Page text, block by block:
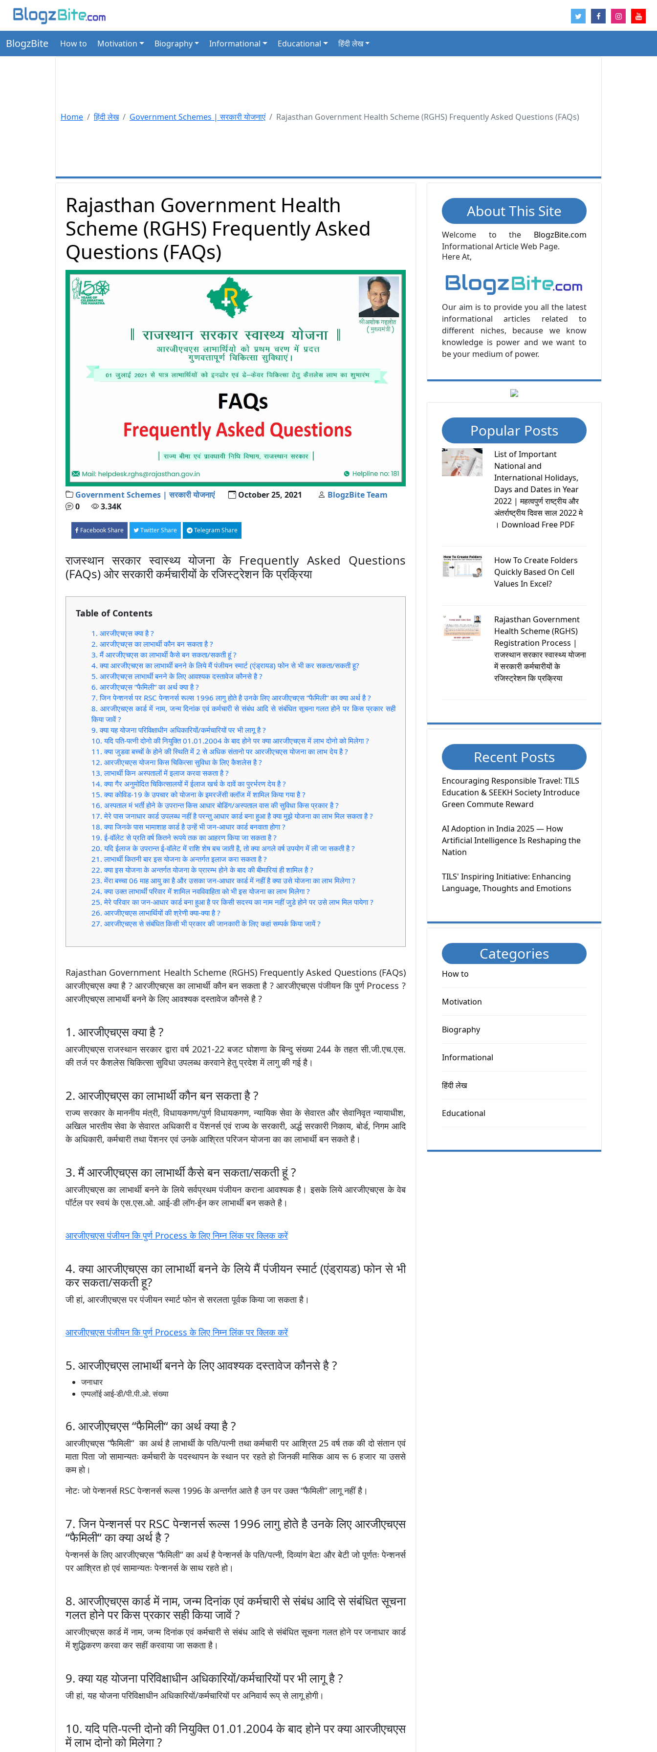
BlogzBite How to Motivation Biography Informational Educational हिंदी लेख
Home हिंदी लेख Government Schemes | सरकारी योजनाएं Rajasthan Government Health Scheme (RGHS) Frequently Asked Questions (FAQs)
Rajasthan Government Health
Scheme (RGHS) Frequently Asked
Questions (FAQs)
Government Schemes | सरकारी योजनाएं October 25, 2021
BlogzBite Team
0
3.34K
Facebook Share Twitter Share Telegram Share
राजस्थान सरकार स्वास्थ्य योजना के Frequently Asked Questions
(FAQs) ओर सरकारी कर्मचारीयों के रजिस्ट्रेशन कि प्रक्रिया
Table of Contents
1. आरजीएचएस क्या है ?
2. आरजीएचएस का लाभार्थी कौन बन सकता है ?
3. मैं आरजीएचएस का लाभार्थी कैसे बन सकता/सकती हूं ?
4. क्या आरजीएचएस का लाभार्थी बनने के लिये मैं पंजीयन स्मार्ट (एंड्रायड) फोन से भी कर सकता/सकती हू?
5. आरजीएचएस लाभार्थी बनने के लिए आवश्यक दस्तावेज कौनसे है ?
6. आरजीएचएस “फैमिली“ का अर्थ क्या है ?
7. जिन पेन्शनर्स पर RSC पेन्शनर्स रूल्स 1996 लागु होते है उनके लिए आरजीएचएस “फैमिली“ का क्या अर्थ है ?
8. आरजीएचएस कार्ड में नाम, जन्म दिनांक एवं कर्मचारी से संबंध आदि से संबंधित सूचना गलत होने पर किस प्रकार सही
किया जावें ?
9. क्या यह योजना परिविक्षाधीन अधिकारियों/कर्मचारियों पर भी लागू है ?
10. यदि पति-पत्नी दोनो की नियुक्ति 01.01.2004 के बाद होने पर क्या आरजीएचएस में लाभ दोनो को मिलेगा ?
11. क्या जुडवा बच्चों के होने की स्थिति में 2 से अधिक संतानो पर आरजीएचएस योजना का लाभ देय है ?
12. आरजीएचएस योजना किस चिकित्सा सुविधा के लिए कैशलेस है ?
13. लाभार्थी किन अस्पतालों में इलाज करवा सकता है ?
14. क्या गैर अनुमोदित चिकित्सालयों में ईलाज खर्च के दावें का पुरर्भरण देय है ?
15. क्या कोविड-19 के उपचार को योजना के इमरजेंसी क्लॉज में शामिल किया गया है ?
16. अस्पताल मं भर्ती होने के उपरान्त किस आधार बोडिंग/अस्पताल वास की सुविधा किस प्रकार है ?
17. मेरे पास जनाधार कार्ड उपलब्ध नहीं है परन्तु आधार कार्ड बना हुआ है क्या मुझे योजना का लाभ मिल सकता है ?
18. क्या जिनके पास भामाशाह कार्ड है उन्हें भी जन-आधार कार्ड बनवाता होगा ?
19. ई-वॉलेट से प्रति वर्ष कितने रूपये तक का आहरण किया जा सकता है ?
20. यदि ईलाज के उपरान्त ई-वॉलेट में राशि शेष बच जाती है, तो क्या अगले वर्ष उपयोग में ली जा सकती है ?
21. लाभार्थी कितनी बार इस योजना के अन्तर्गत इलाज करा सकता है ?
22. क्या इस योजना के अन्तर्गत योजना के प्रारम्भ होने के बाद की बीमारियां ही शामिल है ?
23. मेंरा बच्चा 06 माह आयु का है और उसका जन-आधार कार्ड में नहीं है क्या उसे योजना का लाभ मिलेगा ?
24. क्या उक्त लाभार्थी परिवार में शामिल नवविवाहिता को भी इस योजना का लाभ मिलेगा ?
25. मेरे परिवार का जन-आधार कार्ड बना हुआ है पर किसी सदस्य का नाम नहीं जुडे होने पर उसे लाभ मिल पायेगा ?
26. आरजीएचएस लाभार्थियों की श्रेणी क्या-क्या है ?
27. आरजीएचएस से संबंधित किसी भी प्रकार की जानकारी के लिए कहां सम्पर्क किया जायें ?
Rajasthan Government Health Scheme (RGHS) Frequently Asked Questions (FAQs)
आरजीएचएस क्या है ? आरजीएचएस का लाभार्थी कौन बन सकता है ? आरजीएचएस पंजीयन कि पुर्ण Process ?
आरजीएचएस लाभार्थी बनने के लिए आवश्यक दस्तावेज कौनसे है ?
1. आरजीएचएस क्या है ?
आरजीएचएस राजस्थान सरकार द्वारा वर्ष 2021-22 बजट घोशणा के बिन्दु संख्या 244 के तहत सी.जी.एच.एस.
की तर्ज पर कैशलेस चिकित्सा सुविधा उपलब्ध करवाने हेतु प्रदेश में लागु की गई है।
2. आरजीएचएस का लाभार्थी कौन बन सकता है ?
राज्य सरकार के माननीय मंत्री, विधायकगण/पुर्ण विधायकगण, न्यायिक सेवा के सेवारत और सेवानिवृत न्यायाधीश,
अखिल भारतीय सेवा के सेवारत अधिकारी व पेंशनर्स एवं राज्य के सरकारी, अर्द्ध सरकारी निकाय, बोर्ड, निगम आदि
के अधिकारी, कर्मचारी तथा पेंशनर एवं उनके आश्रित परिजन योजना का का लाभार्थी बन सकते है।
3. मैं आरजीएचएस का लाभार्थी कैसे बन सकता/सकती हूं ?
आरजीएचएस का लाभार्थी बनने के लिये सर्वप्रथम पंजीयन कराना आवश्यक है। इसके लिये आरजीएचएस के वेब
पॉर्टल पर स्वयं के एस.एस.ओ. आई-डी लॉग-ईन कर लाभार्थी बन सकते है।
आरजीएचएस पंजीयन कि पुर्ण Process के लिए निम्न लिंक पर क्लिक करें
4. क्या आरजीएचएस का लाभार्थी बनने के लिये मैं पंजीयन स्मार्ट (एंड्रायड) फोन से भी
कर सकता/सकती हू?
जी हां, आरजीएचएस पर पंजीयन स्मार्ट फोन से सरलता पूर्वक किया जा सकता है।
आरजीएचएस पंजीयन कि पुर्ण Process के लिए निम्न लिंक पर क्लिक करें
5. आरजीएचएस लाभार्थी बनने के लिए आवश्यक दस्तावेज कौनसे है ?
जनाधार
एम्पलॉई आई-डी/पी.पी.ओ. संख्या
6. आरजीएचएस “फैमिली“ का अर्थ क्या है ?
आरजीएचएस “फैमिली“ का अर्थ है लाभार्थी के पति/पत्नी तथा कर्मचारी पर आश्रित 25 वर्ष तक की दो संतान एवं
माता पिता जो सामान्यतः कर्मचारी के पदस्थापन के स्थान पर रहते हो जिनकी मासिक आय रू 6 हजार या उससे
कम हो।
नोटः जो पेन्शनर्स RSC पेन्शनर्स रूल्स 1996 के अन्तर्गत आते है उन पर उक्त “फैमिली“ लागू नहीं है।
7. जिन पेन्शनर्स पर RSC पेन्शनर्स रूल्स 1996 लागु होते है उनके लिए आरजीएचएस
“फैमिली“ का क्या अर्थ है ?
पेन्शनर्स के लिए आरजीएचएस “फैमिली“ का अर्थ है पेन्शनर्स के पति/पत्नी, दिव्यांग बेटा और बेटी जो पूर्णतः पेन्शनर्स
पर आश्रित हो एवं सामान्यतः पेन्शनर्स के साथ रहते हो।
8. आरजीएचएस कार्ड में नाम, जन्म दिनांक एवं कर्मचारी से संबंध आदि से संबंधित सूचना
गलत होने पर किस प्रकार सही किया जावें ?
आरजीएचएस कार्ड में नाम, जन्म दिनांक एवं कर्मचारी से संबंध आदि से संबंधित सूचना गलत होने पर जनाधार कार्ड
में शुद्धिकरण करवा कर सहीं करवाया जा सकता है।
9. क्या यह योजना परिविक्षाधीन अधिकारियों/कर्मचारियों पर भी लागू है ?
जी हां, यह योजना परिविक्षाधीन अधिकारियों/कर्मचारियों पर अनिवार्य रूप् से लागू होगी।
10. यदि पति-पत्नी दोनो की नियुक्ति 01.01.2004 के बाद होने पर क्या आरजीएचएस
में लाभ दोनो को मिलेगा ?
About This Site
Welcome to the BlogzBite.com
Informational Article Web Page.
Here At,
Our aim is to provide you all the latest
informational articles related to
different niches, because we know
knowledge is power and we want to
be your medium of power.
Popular Posts
List of Important
National and
International Holidays,
Days and Dates in Year
2022 | महत्वपुर्ण राष्ट्रीय और
अंतर्राष्ट्रीय दिवस साल 2022 मे
। Download Free PDF
How To Create Folders
Quickly Based On Cell
Values In Excel?
Rajasthan Government
Health Scheme (RGHS)
Registration Process |
राजस्थान सरकार स्वास्थ्य योजना
में सरकारी कर्मचारीयों के
रजिस्ट्रेशन कि प्रक्रिया
Recent Posts
Encouraging Responsible Travel: TILS
Education & SEEKH Society Introduce
Green Commute Reward
AI Adoption in India 2025 — How
Artificial Intelligence Is Reshaping the
Nation
TILS' Inspiring Initiative: Enhancing
Language, Thoughts and Emotions
Categories
How to
Motivation
Biography
Informational
हिंदी लेख
Educational